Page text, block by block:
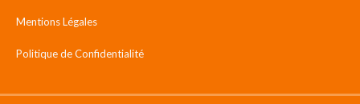
Mentions Légales
Politique de Confidentialité